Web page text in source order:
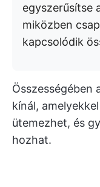
egyszerűsítse
miközben
kapcsolódik
Összességében
kínál,
ütemezhet, és
hozhat.